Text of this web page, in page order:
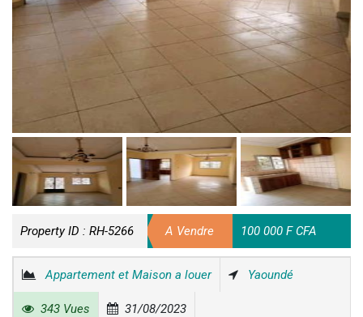
Property ID : RH-5266 A Vendre 100 000 F CFA
Appartement et Maison a louer Yaoundé
343 Vues 31/08/2023